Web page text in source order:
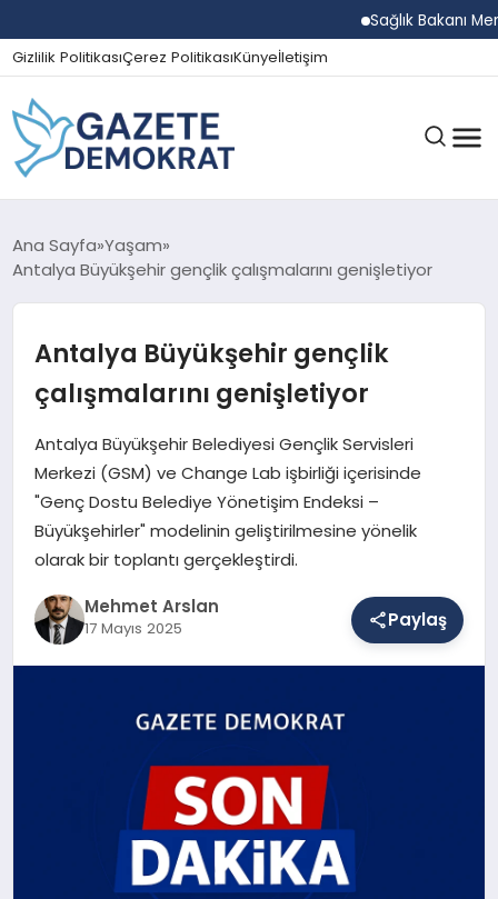
Sağlık Bakanı
Gizlilik PolitikasıÇerez PolitikasıKünyeİletişim
GÜNDEM
SPOR
MAGAZIN
SAĞLIK
Ana Sayfa Yaşam
Antalya Büyükşehir gençlik çalışmalarını genişletiyor
Antalya Büyükşehir gençlik
çalışmalarını genişletiyor
Antalya Büyükşehir Belediyesi Gençlik Servisleri
Merkezi (GSM) ve Change Lab işbirliği içerisinde
"Genç Dostu Belediye Yönetişim Endeksi –
Büyükşehirler" modelinin geliştirilmesine yönelik
olarak bir toplantı gerçekleştirdi.
Mehmet Arslan
17 Mayıs 2025 Paylaş